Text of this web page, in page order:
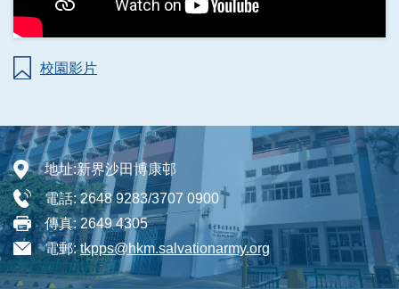
校園影片
地址:新界沙田博康邨
電話:2648 9283/3707 0900
傳真:2649 4305
電郵:tkpps@hkm.salvationarmy.org